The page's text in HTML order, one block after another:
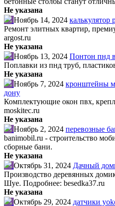
Не указана
Ноябрь 14, 2024 калькулятор
Ремонт элитных квартир,
argost.ru
Не указана
Ноябрь 13, 2024 Понтон пнд
Поплавки из пнд труб,
Не указана
Ноябрь 7, 2024 кронштейны
дону
Комплектующие окон пвх,
moskitec.ru
Не указана
Ноябрь 2, 2024 перевозные
banimobil.ru - строительство
сборные бани.
Не указана
Октябрь 31, 2024 Дачный
Производство деревянных
Шуе. Подробнее: besedka37.ru
Не указана
Октябрь 29, 2024 датчики